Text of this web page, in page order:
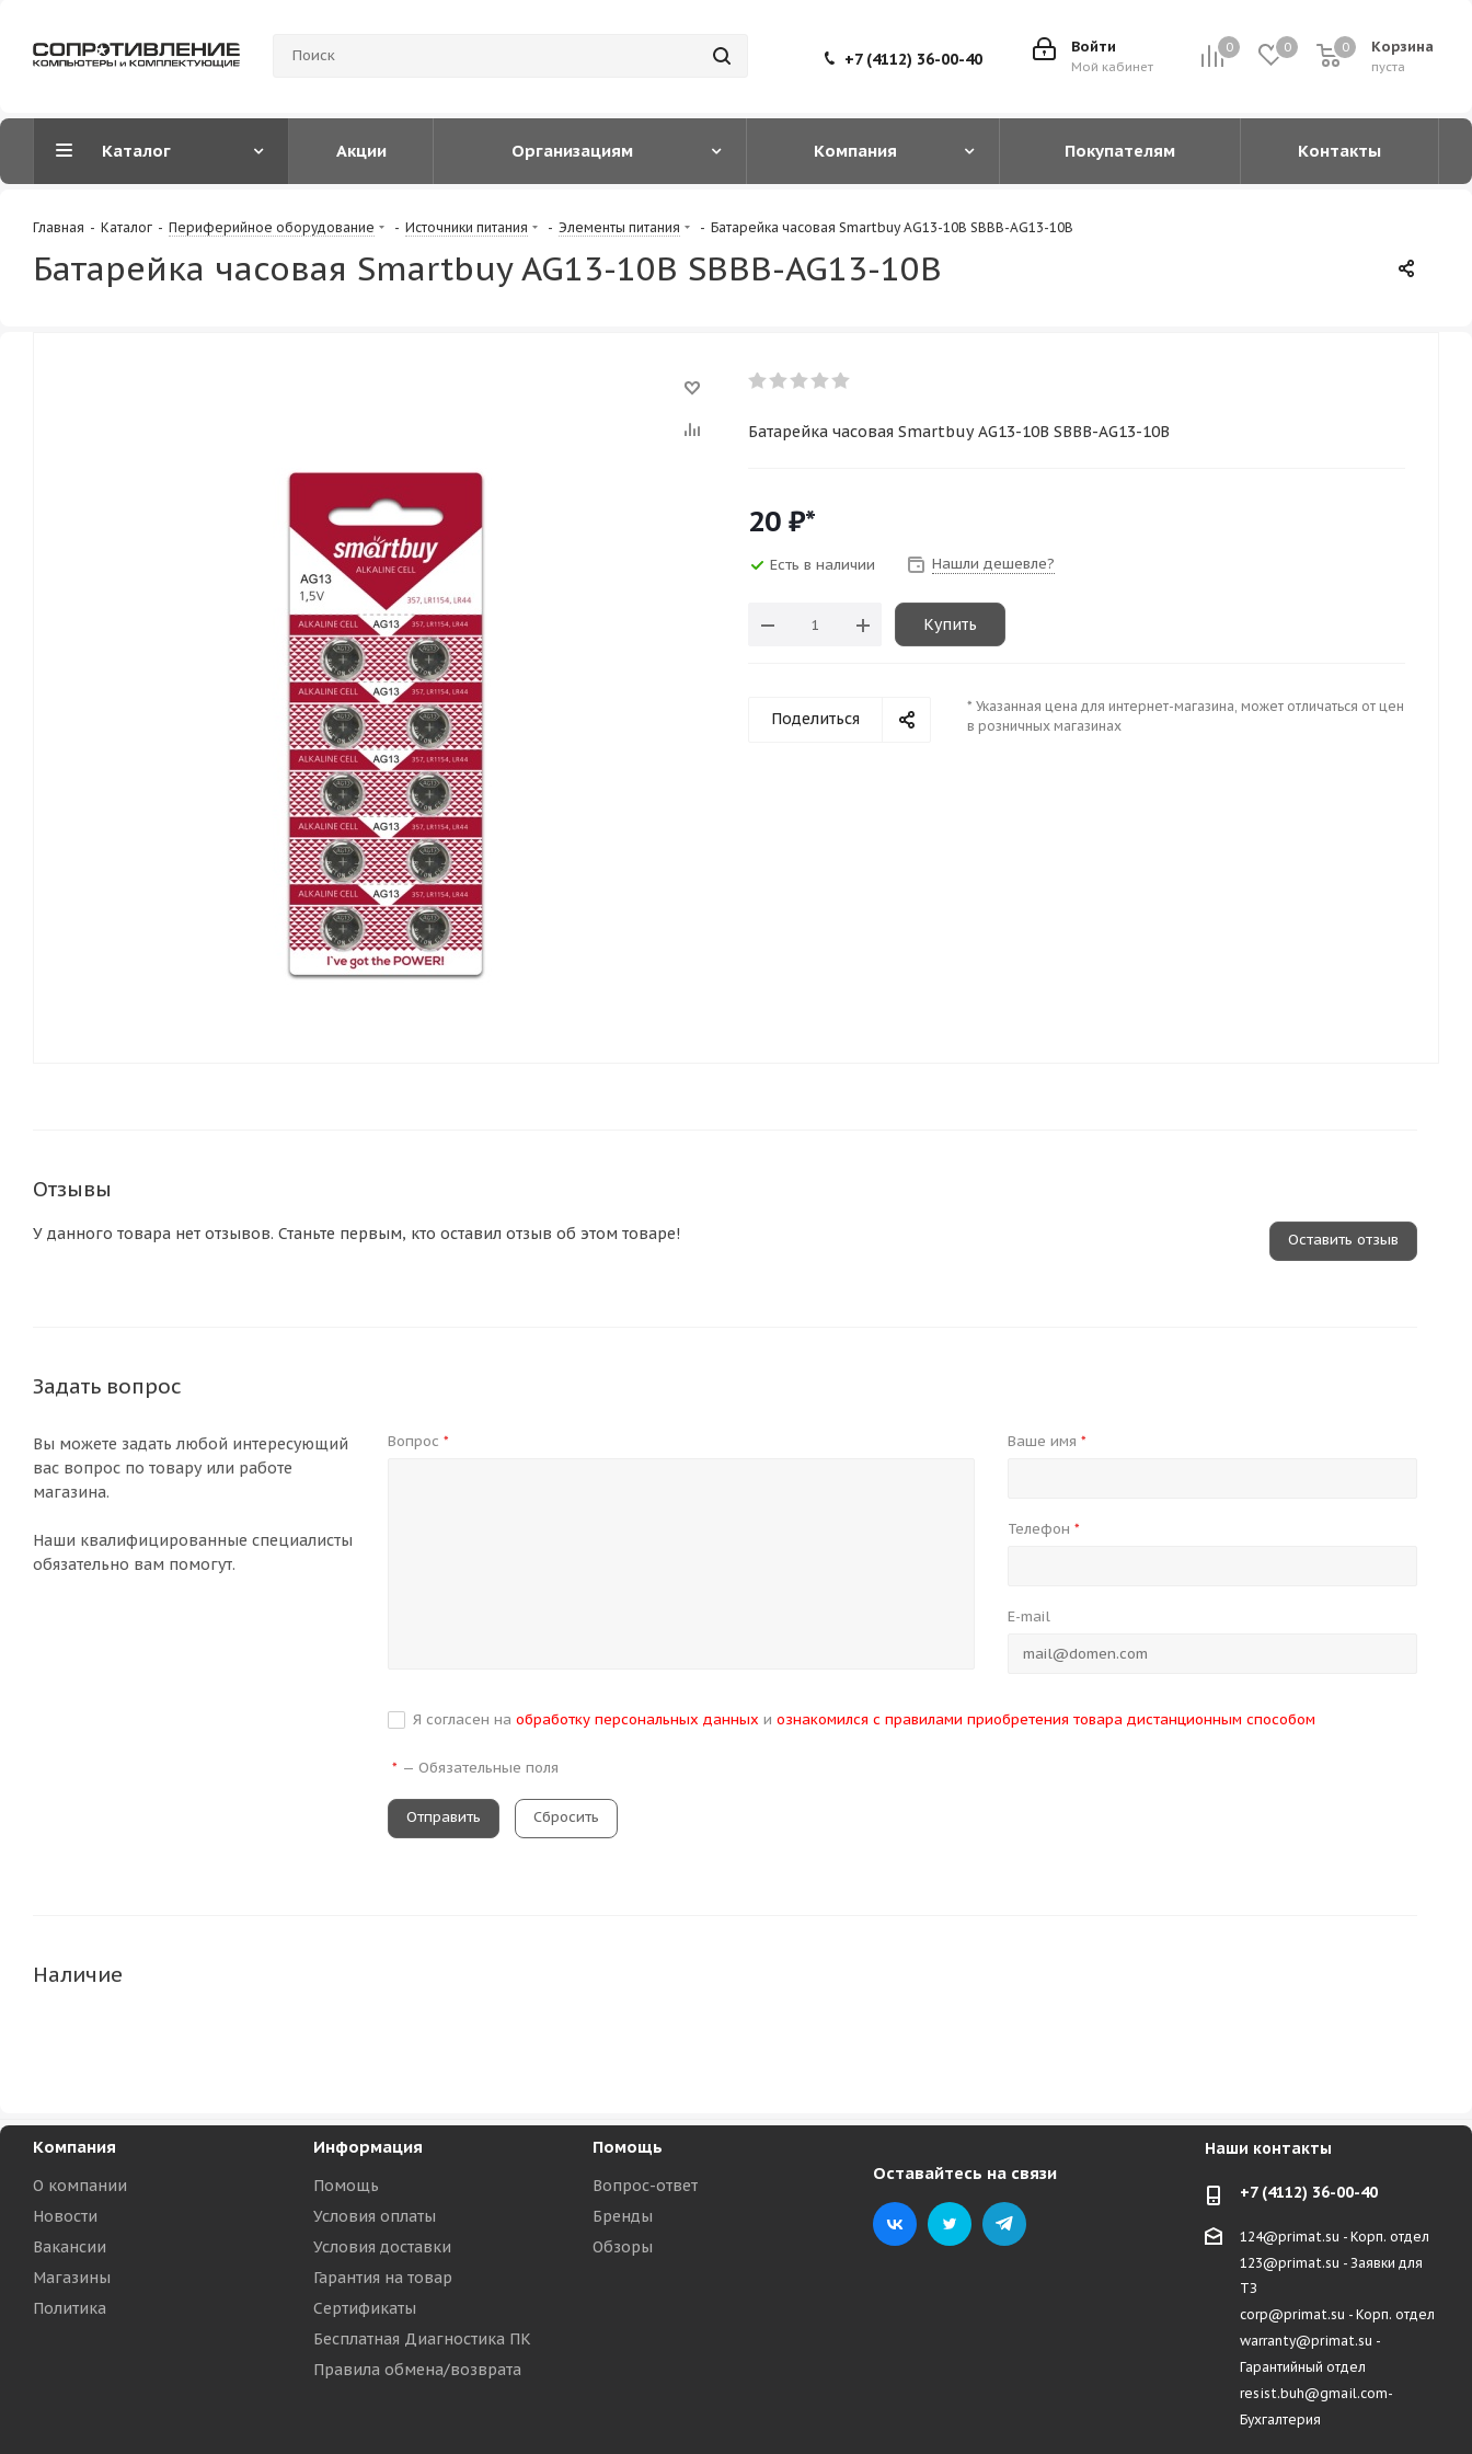
0 0 Корзина
0
пуста
0
Войти
Мой кабинет
+7 (4112) 36-00-40
Каталог Акции Организациям Компания Покупателям Контакты
Главная - Каталог - Периферийное оборудование - Источники питания - Элементы питания - Батарейка часовая Smartbuy AG13-10B SBBB-AG13-10B
Батарейка часовая Smartbuy AG13-10B SBBB-AG13-10B
Батарейка часовая Smartbuy AG13-10B SBBB-AG13-10B
20 ₽*
Есть в наличии Нашли дешевле?
Купить
Поделиться
* Указанная цена для интернет-магазина, может отличаться от цен
в розничных магазинах
Отзывы
Оставить отзыв
У данного товара нет отзывов. Станьте первым, кто оставил отзыв об этом товаре!
Задать вопрос
Вы можете задать любой интересующий
вас вопрос по товару или работе
магазина.
Наши квалифицированные специалисты
обязательно вам помогут.
Вопрос * Ваше имя *
Телефон *
E-mail
Я согласен на обработку персональных данных и ознакомился с правилами приобретения товара дистанционным способом
* — Обязательные поля
Сбросить
Наличие
Компания
О компании
Новости
Вакансии
Магазины
Политика
Информация
Помощь
Условия оплаты
Условия доставки
Гарантия на товар
Сертификаты
Бесплатная Диагностика ПК
Правила обмена/возврата
Помощь
Вопрос-ответ
Бренды
Обзоры
Оставайтесь на связи
Наши контакты
+7 (4112) 36-00-40
124@primat.su - Корп. отдел
123@primat.su - Заявки для
ТЗ
corp@primat.su - Корп. отдел
warranty@primat.su -
Гарантийный отдел
resist.buh@gmail.com-
Бухгалтерия